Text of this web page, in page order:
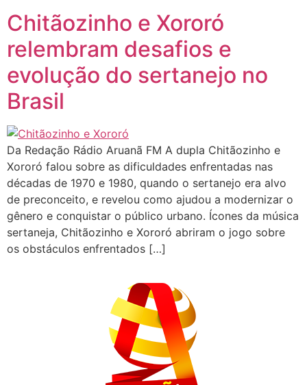
Chitãozinho e Xororó
relembram desafios e
evolução do sertanejo no
Brasil
Da Redação Rádio Aruanã FM A dupla Chitãozinho e
Xororó falou sobre as dificuldades enfrentadas nas
décadas de 1970 e 1980, quando o sertanejo era alvo
de preconceito, e revelou como ajudou a modernizar o
gênero e conquistar o público urbano. Ícones da música
sertaneja, Chitãozinho e Xororó abriram o jogo sobre
os obstáculos enfrentados […]